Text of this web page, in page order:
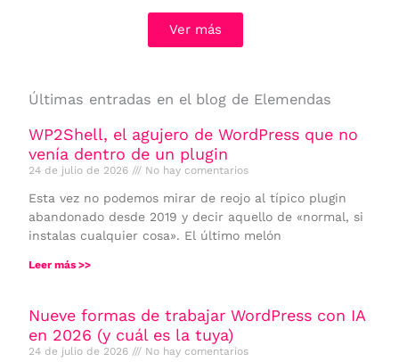
Ver más
Últimas entradas en el blog de Elemendas
WP2Shell, el agujero de WordPress que no
venía dentro de un plugin
24 de julio de 2026 No hay comentarios
Esta vez no podemos mirar de reojo al típico plugin
abandonado desde 2019 y decir aquello de «normal, si
instalas cualquier cosa». El último melón
Leer más >>
Nueve formas de trabajar WordPress con IA
en 2026 (y cuál es la tuya)
24 de julio de 2026 No hay comentarios